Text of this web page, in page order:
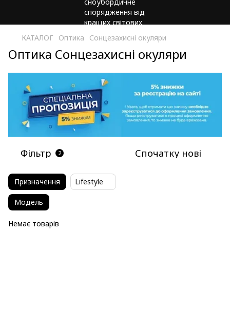
КАТАЛОГ Оптика Сонцезахисні окуляри
Оптика Сонцезахисні окуляри
Фільтр 2 Спочатку нові
Призначення Lifestyle
Модель
Немає товарів